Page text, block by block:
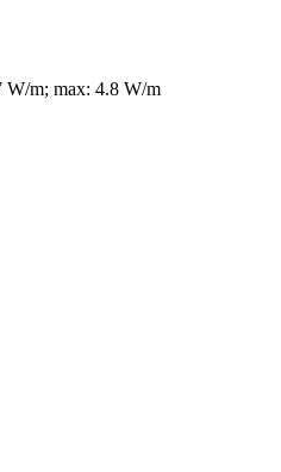
W/m; max: 4.8 W/m